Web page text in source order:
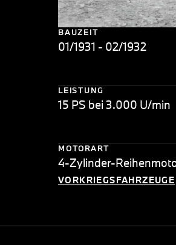
BAUZEIT
01/1931 - 02/1932
LEISTUNG
15 PS bei 3.000 U/min
MOTORART
4-Zylinder-
VORKRIEGSFAHRZEUGE